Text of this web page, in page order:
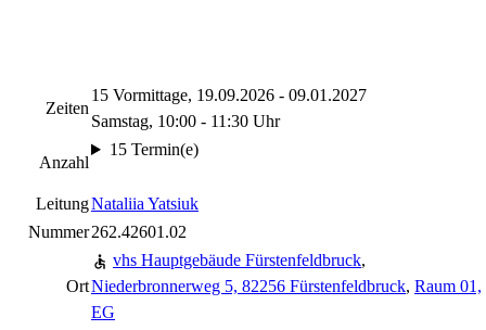
Zeiten
15 Vormittage, 19.09.2026 - 09.01.2027
Samstag, 10:00 - 11:30 Uhr
Anzahl
15 Termin(e)
LeitungNataliia Yatsiuk
Nummer262.42601.02
Ort
vhs Hauptgebäude Fürstenfeldbruck,
Niederbronnerweg 5, 82256 Fürstenfeldbruck, Raum 01,
EG